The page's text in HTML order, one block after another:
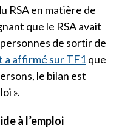
RSA en matière de
que le RSA avait
de sortir de
a affirmé sur TF1que
le bilan est
».
à l’emploi